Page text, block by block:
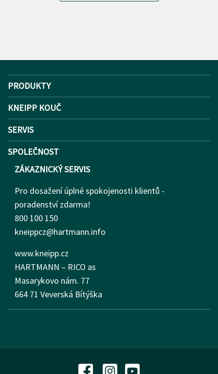
PRODUKTY
KNEIPP KOUČ
SERVIS
SPOLEČNOST
ZÁKAZNICKÝ SERVIS
Pro dosažení úplné spokojenosti klientů -
poradenství zdarma!
800 100 150
kneippcz@hartmann.info
www.kneipp.cz
HARTMANN – RICO as
Masarykovo nám. 77
664 71 Veverská Bítýška